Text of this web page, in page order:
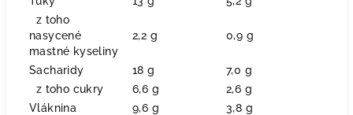
z toho
nasycené
mastné kyseliny
2,2 g 0,9 g
Sacharidy 18 g
7,0 g
z toho cukry
6,6 g
2,6 g
Vláknina
9,6 g
3,8 g